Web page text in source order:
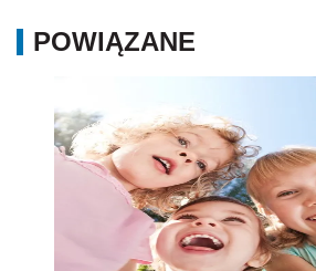
POWIĄZANE